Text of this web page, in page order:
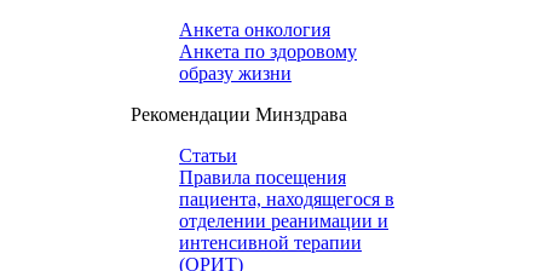
Анкета онкология
Анкета по здоровому
образу жизни
Рекомендации Минздрава
Статьи
Правила посещения
пациента, находящегося в
отделении реанимации и
интенсивной терапии
(ОРИТ)